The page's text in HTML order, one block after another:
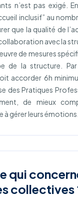
n’est pas exigé.
inclusif” au
que la qualité de
avec la
de mesures
de la structure.
accorder 6h
des Pratiques
de mieux
à gérer leurs émotions.
qui
collectives